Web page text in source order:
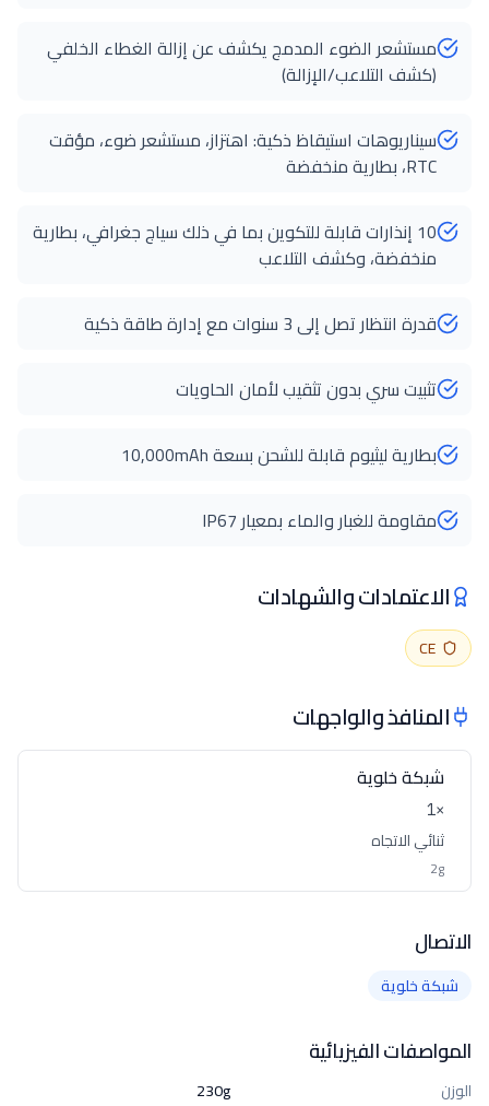
مستشعر الضوء المدمج يكشف عن إزالة الغطاء الخلفي
(كشف التلاعب/الإزالة)
سيناريوهات استيقاظ ذكية: اهتزاز، مستشعر ضوء، مؤقت
RTC، بطارية منخفضة
10 إنذارات قابلة للتكوين بما في ذلك سياج جغرافي، بطارية
منخفضة، وكشف التلاعب
قدرة انتظار تصل إلى 3 سنوات مع إدارة طاقة ذكية
تثبيت سري بدون تثقيب لأمان الحاويات
بطارية ليثيوم قابلة للشحن بسعة 10,000mAh
مقاومة للغبار والماء بمعيار IP67
الاعتمادات والشهادات
CE
المنافذ والواجهات
شبكة خلوية
×1
ثنائي الاتجاه
2g
الاتصال
شبكة خلوية
المواصفات الفيزيائية
الوزن
230g